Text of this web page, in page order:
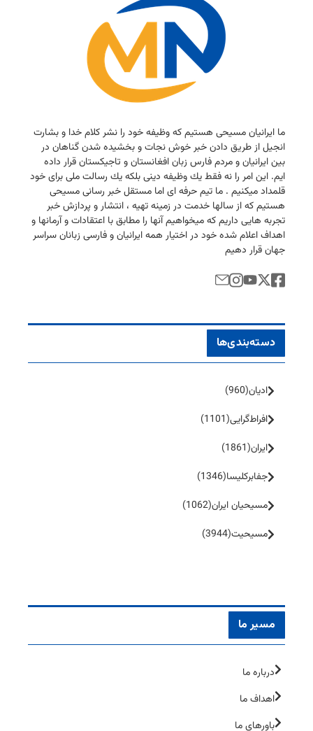
ما ایرانیان مسیحی هستیم كه وظیفه خود را نشر كلام خدا و بشارت
انجیل از طریق دادن خبر خوش نجات و بخشیده شدن گناهان در
بین ایرانیان و مردم فارس زبان افغانستان و تاجیكستان قرار داده
ایم. این امر را نه فقط یك وظیفه دینی بلكه یك رسالت ملی برای خود
قلمداد میكنیم . ما تیم حرفه ای اما مستقل خبر رسانی مسیحی
هستیم كه از سالها خدمت در زمینه تهیه ، انتشار و پردازش خبر
تجربه هایی داریم كه میخواهیم آنها را مطابق با اعتقادات و آرمانها و
اهداف اعلام شده خود در اختیار همه ایرانیان و فارسی زبانان سراسر
جهان قرار دهیم
دسته‌بندی‌ها
ادیان(960)
افراط‌گرایی(1101)
ایران(1861)
جفا‌بر‌کلیسا(1346)
مسیحیان ایران(1062)
مسیحیت(3944)
مسیر ما
درباره ما
اهداف ما
باورهای ما